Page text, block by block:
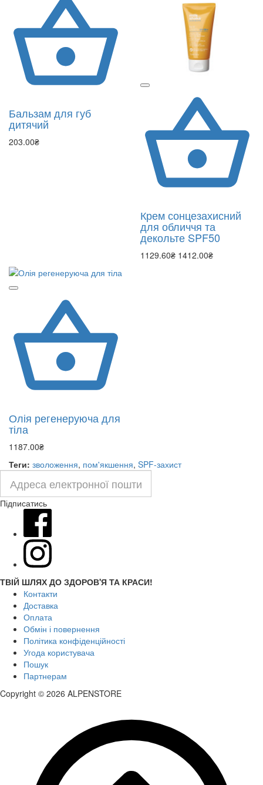
Бальзам для губ
дитячий
203.00₴
Крем сонцезахисний
для обличчя та
декольте SPF50
1129.60₴ 1412.00₴
Олія регенеруюча для
тіла
1187.00₴
Теги: зволоження, пом'якшення, SPF-захист
Підписатись
ТВІЙ ШЛЯХ ДО ЗДОРОВ'Я ТА КРАСИ!
Контакти
Доставка
Оплата
Обмін і повернення
Політика конфіденційності
Угода користувача
Пошук
Партнерам
Copyright © 2026 ALPENSTORE